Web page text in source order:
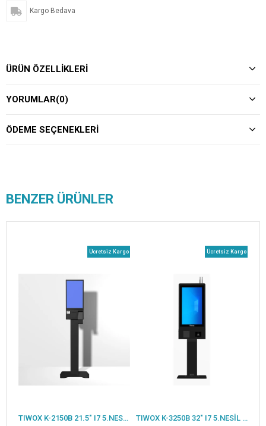
Kargo Bedava
ÜRÜN ÖZELLIKLERI
YORUMLAR(0)
ÖDEME SEÇENEKLERI
BENZER ÜRÜNLER
TIWOX K-2150B 21.5" I7 5.NESİL 256GB SSD 16GB RAM WIFI 80MM FİŞ YAZICI 2D OKUYUCU FHD DOKUNMATİK KIOSK AYAKLI SİYAH
Ücretsiz Kargo
TIWOX K-3250B 32" I7 5.NESİL 256GB SSD 16GB RAM WIFI 80MM FİŞ YAZICI 2D OKUYUCU FHD DOKUNMATİK KIOSK AYAKLI SİYAH
Ücretsiz Kargo